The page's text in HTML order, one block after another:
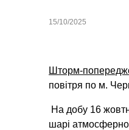
15/10/2025
Шторм-
повітря по м.
На добу 16
шарі